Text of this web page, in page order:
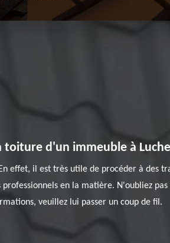
d'un immeuble à
effet, il est très utile de procéder à des
en la matière. N'oubliez
veuillez lui passer un coup de fil.